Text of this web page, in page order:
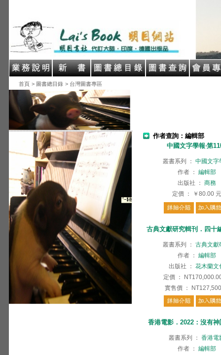
首頁 > 圖書總目錄 > 台灣圖書專區
作者查詢：編輯部
中國文字學報‧第
叢書系列 ： 中國文字
作者 ： 編輯部
出版社
： 商務
定價 ： ￥80.00 元
古典文獻研究輯刊．四十
叢書系列 ： 古典文獻
作者 ： 編輯部
出版社
： 花木蘭文
定價 ：
實售價 ： NT127,500
香港電影．2022：沒有
叢書系列 ： 香港電
作者 ： 編輯部